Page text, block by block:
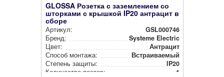
GLOSSA Розетка с заземлением со
шторками с крышкой IP20 антрацит в
сборе
Артикул:
GSL000746
Бренд:
Systeme Electric
Цвет:
Антрацит
Способ монтажа:
Встра­ива­емый
Степень защиты:
IP20
Количество постов:
1